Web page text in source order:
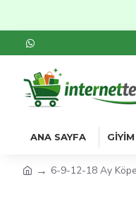
ANA SAYFA
6-9-12-18 Ay